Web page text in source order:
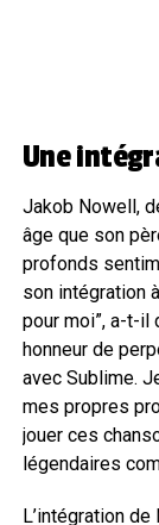
Une
Jakob Nowell,
âge que son
profonds
son intégration
pour moi”, a-t-il
honneur de
avec Sublime.
mes propres
jouer ces
légendaires
L’intégration